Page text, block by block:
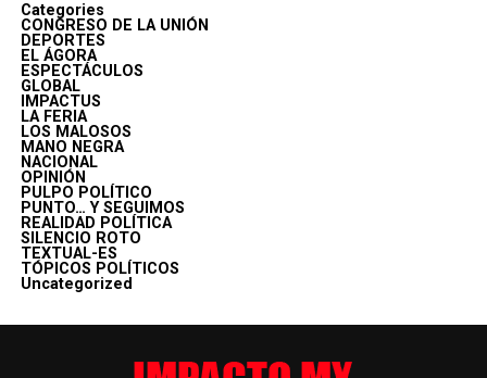
Categories
CONGRESO DE LA UNIÓN
DEPORTES
EL ÁGORA
ESPECTÁCULOS
GLOBAL
IMPACTUS
LA FERIA
LOS MALOSOS
MANO NEGRA
NACIONAL
OPINIÓN
PULPO POLÍTICO
PUNTO… Y SEGUIMOS
REALIDAD POLÍTICA
SILENCIO ROTO
TEXTUAL-ES
TÓPICOS POLÍTICOS
Uncategorized